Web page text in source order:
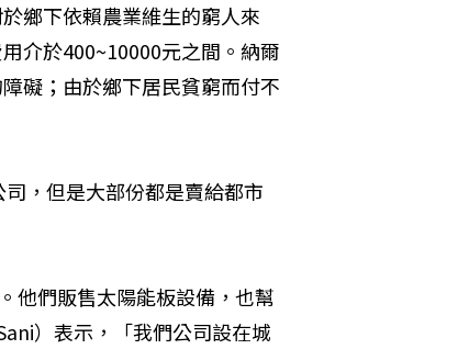
鄉下依賴農業維生的窮人來
介於400~10000元之間。納爾
礙；由於鄉下居民貧窮而付不
，但是大部份都是賣給都市
他們販售太陽能板設備，也幫
）表示，「我們公司設在城